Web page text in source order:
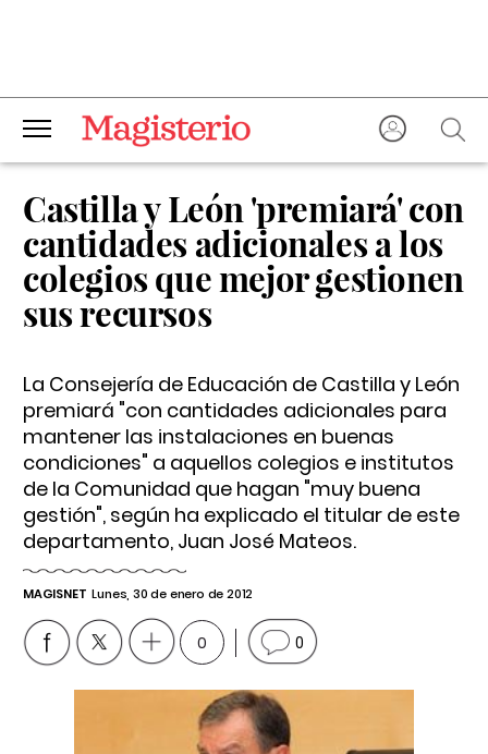
Castilla y León 'premiará' con
cantidades adicionales a los
colegios que mejor gestionen
sus recursos
La Consejería de Educación de Castilla y León
premiará "con cantidades adicionales para
mantener las instalaciones en buenas
condiciones" a aquellos colegios e institutos
de la Comunidad que hagan "muy buena
gestión", según ha explicado el titular de este
departamento, Juan José Mateos.
MAGISNET Lunes, 30 de enero de 2012
0 0